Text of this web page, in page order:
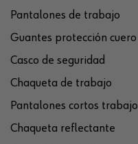
Pantalones de trabajo
Guantes protección cuero
Casco de seguridad
Chaqueta de trabajo
Pantalones cortos trabajo
Chaqueta reflectante